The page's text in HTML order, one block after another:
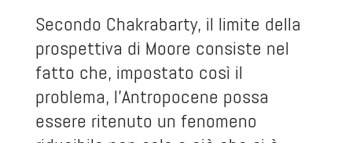
Secondo Chakrabarty, il limite della
prospettiva di Moore consiste nel
fatto che, impostato così il
problema, l’Antropocene possa
essere ritenuto un fenomeno